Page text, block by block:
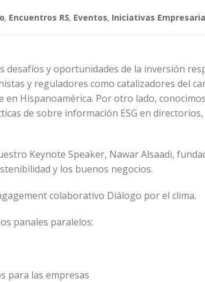
, Encuentros RS, Eventos, Iniciativas
y oportunidades de la inversión
y reguladores como catalizadores del
Hispanoamérica. Por otro lado,
de sobre información ESG en
Keynote Speaker, Nawar Alsaadi,
y los buenos negocios.
colaborativo Diálogo por el clima.
panales paralelos:
para las empresas